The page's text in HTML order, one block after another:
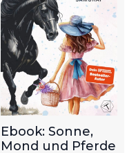
Ebook: Sonne,
Mond und Pferde